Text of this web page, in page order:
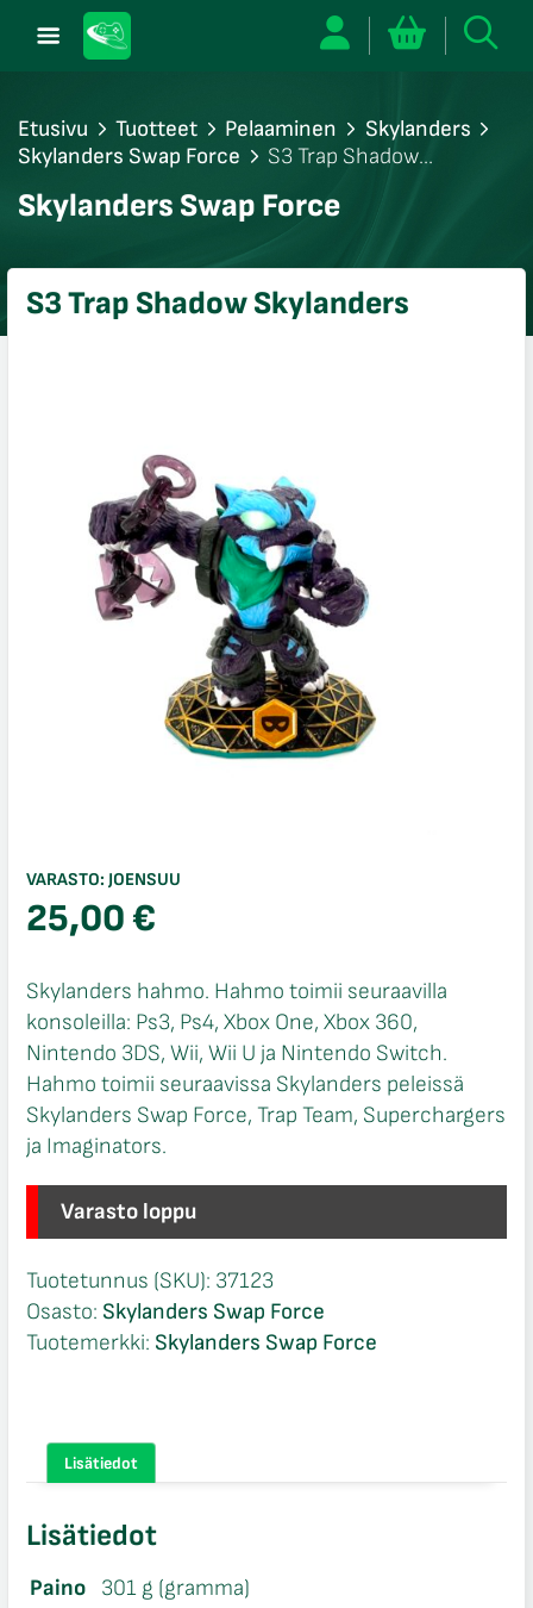
Etusivu Tuotteet Pelaaminen
Skylanders
Skylanders Swap Force
S3 Trap Shadow
Skylanders Swap Force
S3 Trap Shadow Skylanders
VARASTO: JOENSUU
25,00€
Skylanders hahmo. Hahmo toimii seuraavilla
konsoleilla: Ps3, Ps4, Xbox One, Xbox 360,
Nintendo 3DS, Wii, Wii U ja Nintendo Switch.
Hahmo toimii seuraavissa Skylanders peleissä
Skylanders Swap Force, Trap Team, Superchargers
ja Imaginators.
Varasto loppu
Tuotetunnus (SKU): 37123
Osasto: Skylanders Swap Force
Tuotemerkki: Skylanders Swap Force
Lisätiedot
Lisätiedot
Paino 301 g (gramma)
sulje
sulje